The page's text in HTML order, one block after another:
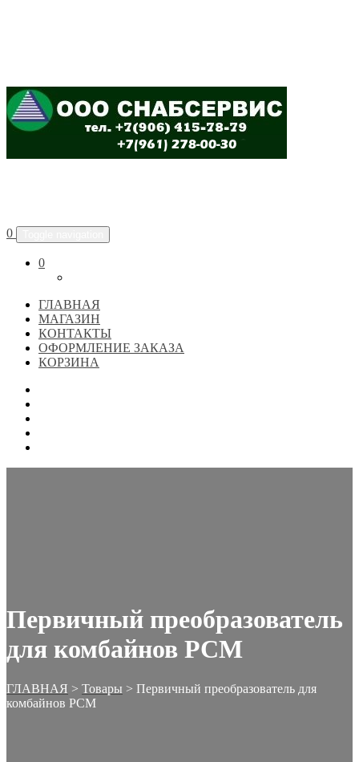
0
0
ГЛАВНАЯ
МАГАЗИН
КОНТАКТЫ
ОФОРМЛЕНИЕ ЗАКАЗА
КОРЗИНА
Первичный преобразователь
для комбайнов РСМ
ГЛАВНАЯ > Товары > Первичный преобразователь для
комбайнов РСМ